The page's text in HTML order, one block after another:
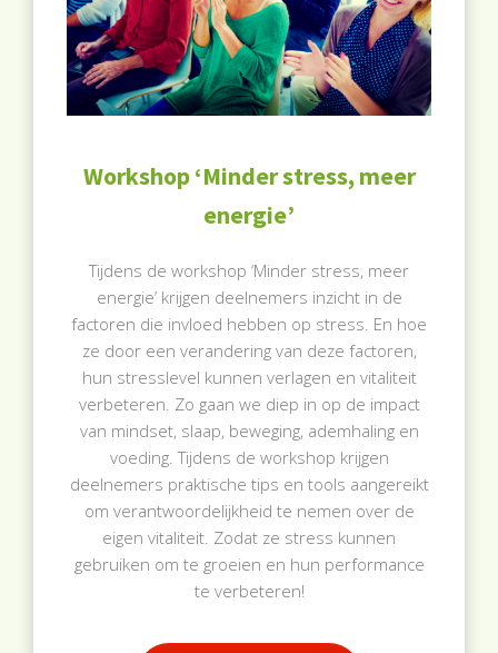
Workshop ‘Minder stress, meer
energie’
Tijdens de workshop ‘Minder stress, meer
energie’ krijgen deelnemers inzicht in de
factoren die invloed hebben op stress. En hoe
ze door een verandering van deze factoren,
hun stresslevel kunnen verlagen en vitaliteit
verbeteren. Zo gaan we diep in op de impact
van mindset, slaap, beweging, ademhaling en
voeding. Tijdens de workshop krijgen
deelnemers praktische tips en tools aangereikt
om verantwoordelijkheid te nemen over de
eigen vitaliteit. Zodat ze stress kunnen
gebruiken om te groeien en hun performance
te verbeteren!